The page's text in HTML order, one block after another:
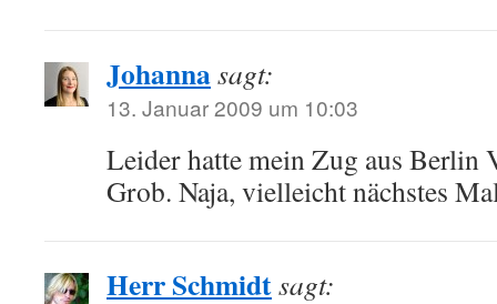
Johannasagt:
13. Januar 2009 um 10:03
Leider hatte mein Zug aus Berlin
Grob. Naja, vielleicht nächstes
Herr Schmidtsagt: